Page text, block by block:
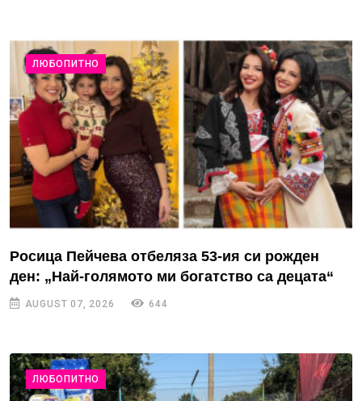
ЛЮБОПИТНО
Росица Пейчева отбеляза 53-ия си рожден
ден: „Най-голямото ми богатство са децата“
AUGUST 07, 2026 644
ЛЮБОПИТНО